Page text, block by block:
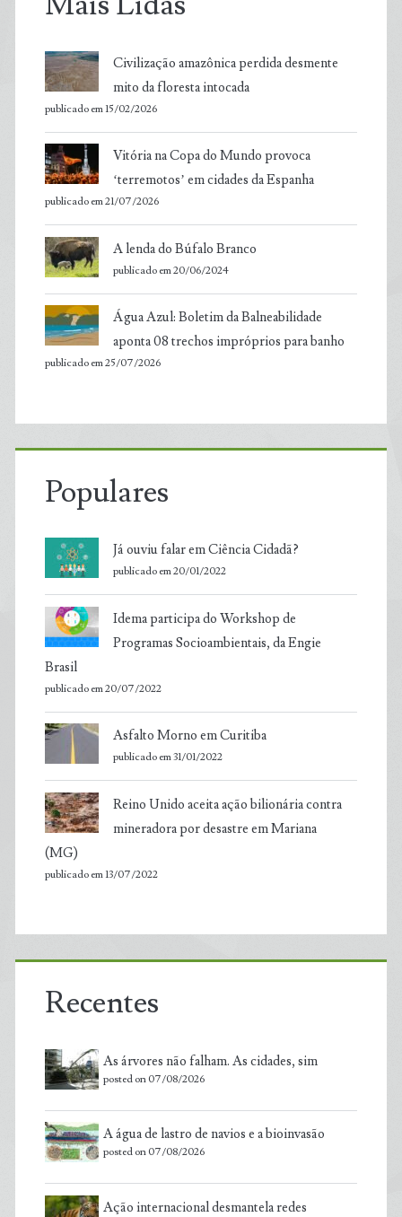
Civilização amazônica perdida desmente
mito da floresta intocada
publicado em 15/02/2026
Vitória na Copa do Mundo provoca
‘terremotos’ em cidades da Espanha
publicado em 21/07/2026
A lenda do Búfalo Branco
publicado em 20/06/2024
Água Azul: Boletim da Balneabilidade
aponta 08 trechos impróprios para banho
publicado em 25/07/2026
Populares
Já ouviu falar em Ciência Cidadã?
publicado em 20/01/2022
Idema participa do Workshop de
Programas Socioambientais, da Engie
Brasil
publicado em 20/07/2022
Asfalto Morno em Curitiba
publicado em 31/01/2022
Reino Unido aceita ação bilionária contra
mineradora por desastre em Mariana
(MG)
publicado em 13/07/2022
Recentes
As árvores não falham. As cidades, sim
posted on 07/08/2026
A água de lastro de navios e a bioinvasão
posted on 07/08/2026
Ação internacional desmantela redes